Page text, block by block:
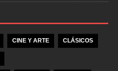
CINE Y ARTE CLÁSICOS